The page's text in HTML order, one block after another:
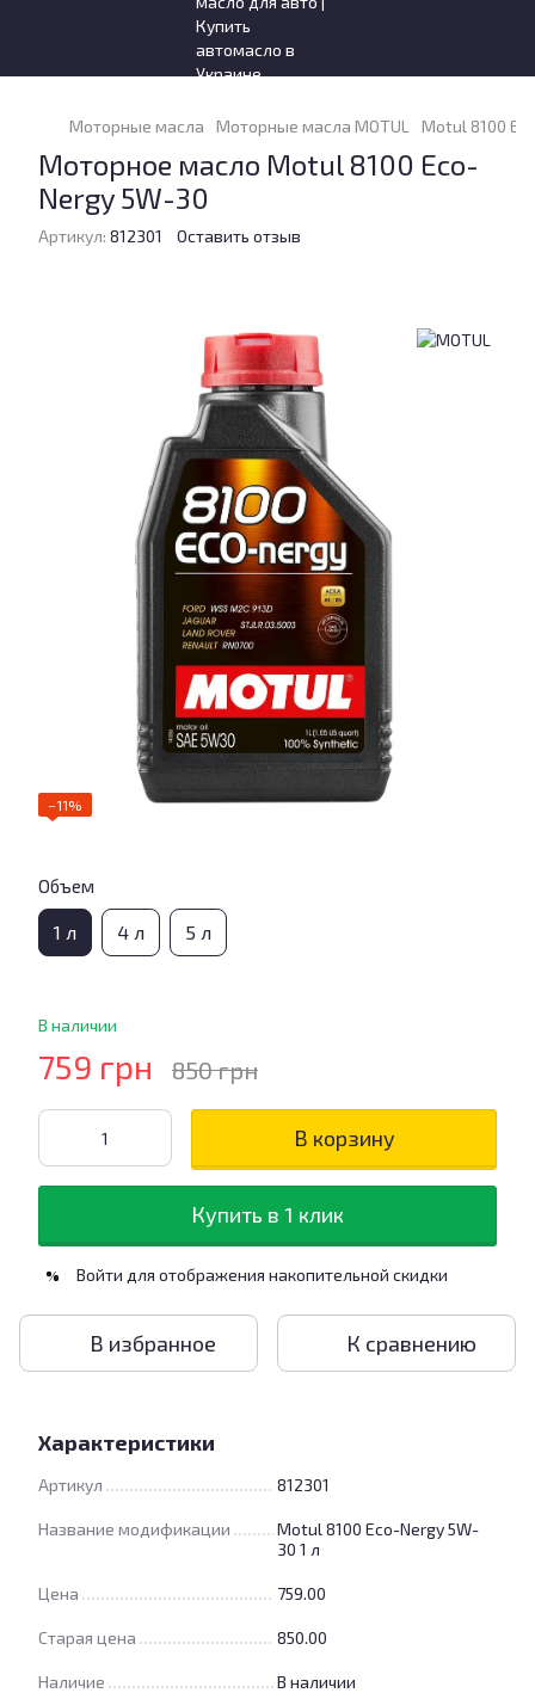
Моторные масла Моторные масла MOTUL Motul 8100
Моторное масло Motul 8100 Eco-
Nergy 5W-30
Артикул: 812301 Оставить отзыв
−11%
Объем
1 л 4 л 5 л
В наличии
759 грн 850 грн
В корзину
Купить в 1 клик
% Войти для отображения накопительной скидки
В избранное К сравнению
Характеристики
Артикул 812301
Название модификации
Motul 8100 Eco-Nergy 5W-
30 1 л
Цена 759.00
Старая цена 850.00
Наличие В наличии